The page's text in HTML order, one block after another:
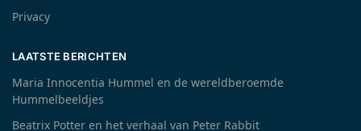
Privacy
LAATSTE BERICHTEN
Maria Innocentia Hummel en de wereldberoemde
Hummelbeeldjes
Beatrix Potter en het verhaal van Peter Rabbit